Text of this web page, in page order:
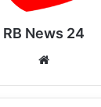
RB News 24